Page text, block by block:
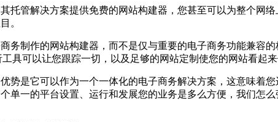
管解决方案提供免费的网站构建器，您甚至可以为整个网络
。
制作的网站构建器，而不是仅与重要的电子商务功能兼容
具可以让您跟踪一切，以及足够的网站定制使您的网站看起来
是它可以作为一个一体化的电子商务解决方案，这意味着
单一的平台设置、运行和发展您的业务是多么方便，我们怎么